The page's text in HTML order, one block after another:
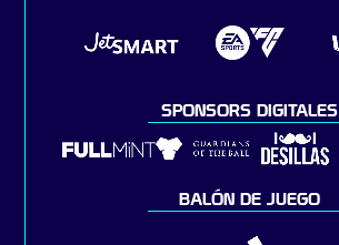
SPONSORS DIGITALES
BALÓN DE JUEGO